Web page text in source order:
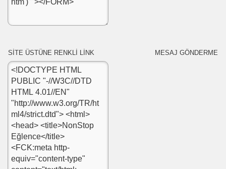
SİTE ÜSTÜNE RENKLİ LİNK MESAJ GÖNDERME